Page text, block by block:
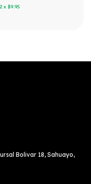
x $9.95
Bolivar 18, Sahuayo,